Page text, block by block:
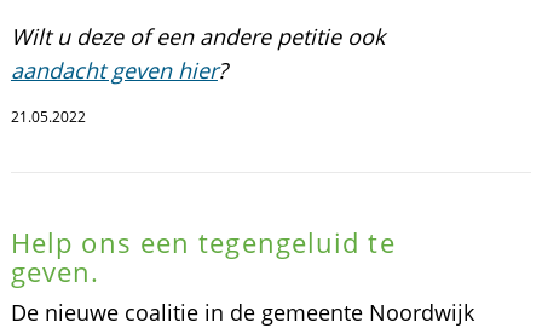
Wilt u deze of een andere petitie ook
aandacht geven hier?
21.05.2022
Help ons een tegengeluid te
geven.
De nieuwe coalitie in de gemeente Noordwijk